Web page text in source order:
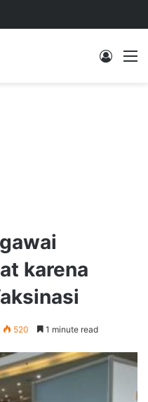
Log In
karena
520 1 minute read